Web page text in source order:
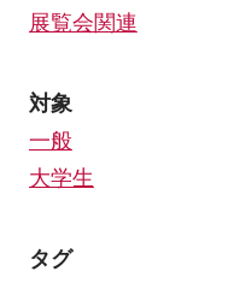
展覧会関連
対象
一般
大学生
タグ